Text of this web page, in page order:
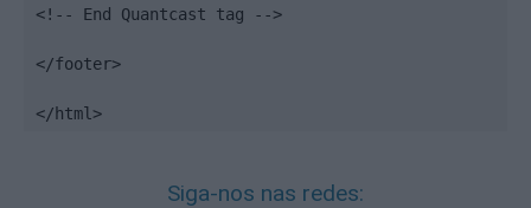
<!-- End Quantcast tag -->
</footer>
</html>
Siga-nos nas redes: